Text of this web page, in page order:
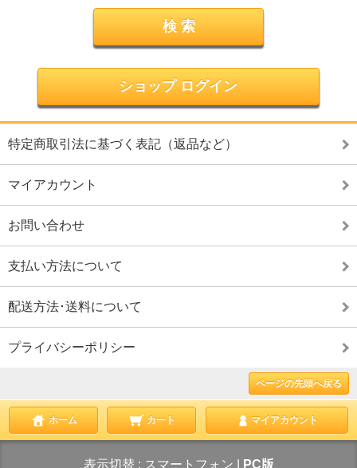
ショップ ログイン
特定商取引法に基づく表記（返品など）
マイアカウント
お問い合わせ
支払い方法について
配送方法･送料について
プライバシーポリシー
ページの先頭へ戻る
ホーム カート マイアカウント
表示切替 : スマートフォン PC版